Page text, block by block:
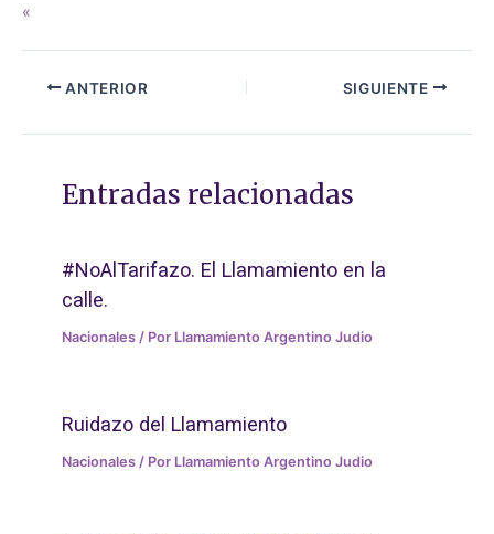
«
ANTERIOR SIGUIENTE
Entradas relacionadas
#NoAlTarifazo. El Llamamiento en la
calle.
Nacionales / Por Llamamiento Argentino Judio
Ruidazo del Llamamiento
Nacionales / Por Llamamiento Argentino Judio